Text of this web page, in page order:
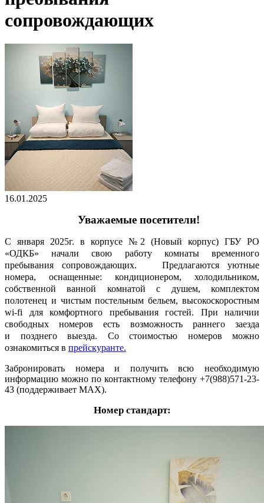
сопровождающих
16.01.2025
Уважаемые посетители!
С января 2025г. в корпусе №2 (Новый корпус) ГБУ РО
«ОДКБ» начали свою работу комнаты временного
пребывания сопровождающих. Предлагаются уютные
номера, оснащенные: кондиционером, холодильником,
собственной ванной комнатой с душем, комплектом
полотенец и чистым постельным бельем, высокоскоростным
wi-fi для комфортного пребывания гостей. При наличии
свободных номеров есть возможность раннего заезда
и позднего выезда. Со стоимостью номеров можно
ознакомиться в прейскуранте.
Забронировать номера и получить всю необходимую
информацию можно по контактному телефону +7(988)571-23-
43 (поддерживает MAX).
Номер стандарт: